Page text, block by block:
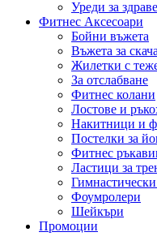
Уреди за здраве
Фитнес Аксесоари
Бойни въжета
Въжета за
Жилетки с
За отслабване
Фитнес колани
Лостове и
Накитници и
Постелки за
Фитнес
Ластици за
Фоумролери
Шейкъри
Промоции